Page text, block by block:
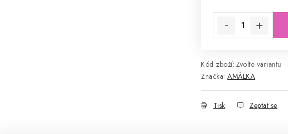
Kód zboží: Zvolte variantu
Značka: AMÁLKA
Tisk Zeptat se